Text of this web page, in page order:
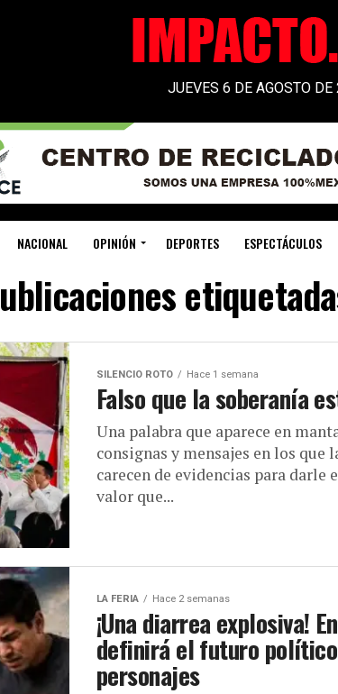
JUEVES 6 DE AGOSTO DE
NACIONAL OPINIÓN DEPORTES ESPECTÁCULOS
SILENCIO ROTO Hace 1 semana
Falso que la soberanía
Una palabra que aparece en
consignas y mensajes en los que
carecen de evidencias para darle
valor que...
LA FERIA Hace 2 semanas
¡Una diarrea explosiva!
definirá el futuro
personajes